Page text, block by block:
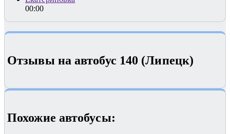
00:00
Отзывы на автобус 140 (Липецк)
Похожие автобуcы: